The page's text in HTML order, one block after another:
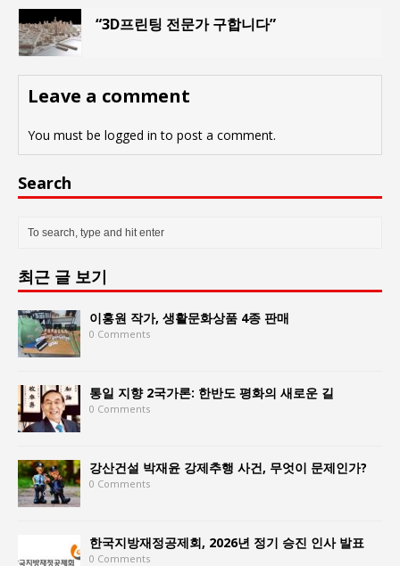
“3D프린팅 전문가 구합니다”
Leave a comment
You must be logged in to post a comment.
Search
최근 글 보기
이홍원 작가, 생활문화상품 4종 판매
0 Comments
통일 지향 2국가론: 한반도 평화의 새로운 길
0 Comments
강산건설 박재윤 강제추행 사건, 무엇이 문제인가?
0 Comments
한국지방재정공제회, 2026년 정기 승진 인사 발표
0 Comments